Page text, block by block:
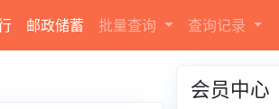
邮政储蓄 批量查询 查询记录
会员中心